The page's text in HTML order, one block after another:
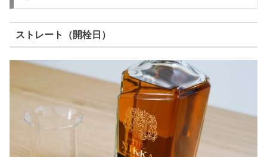
ストレート（開栓日）